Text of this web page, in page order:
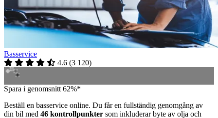
Basservice
4.6 (3 120)
Spara i genomsnitt 62%*
Beställ en basservice online. Du får en fullständig genomgång av
din bil med 46 kontrollpunkter som inkluderar byte av olja och